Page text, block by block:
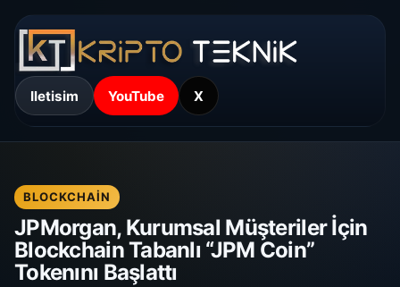
Iletisim YouTube X
BLOCKCHAIN
JPMorgan, Kurumsal Müşteriler İçin
Blockchain Tabanlı “JPM Coin”
Tokenını Başlattı